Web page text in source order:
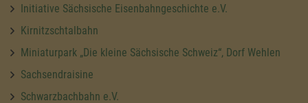
Initiative Sächsische Eisenbahngeschichte e.V.
Kirnitzschtalbahn
Miniaturpark „Die kleine Sächsische Schweiz“, Dorf Wehlen
Sachsendraisine
Schwarzbachbahn e.V.